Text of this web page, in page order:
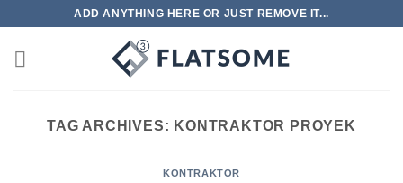
content
ADD ANYTHING HERE OR JUST REMOVE IT...
TAG ARCHIVES: KONTRAKTOR PROYEK
KONTRAKTOR